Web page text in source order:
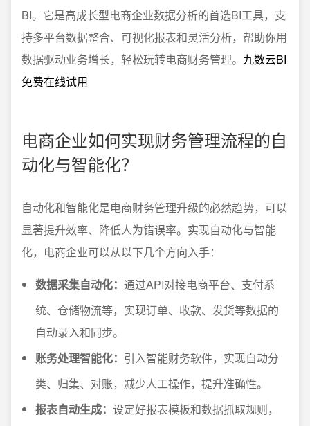
BI。它是高成长型电商企业数据分析的首选BI工具，支
持多平台数据整合、可视化报表和灵活分析，帮助你用
数据驱动业务增长，轻松玩转电商财务管理。 九数云BI
免费在线试用
电商企业如何实现财务管理流程的自
动化与智能化？
自动化和智能化是电商财务管理升级的必然趋势，可以
显著提升效率、降低人为错误率。实现自动化与智能
化，电商企业可以从以下几个方向入手：
数据采集自动化： 通过API对接电商平台、支付系
统、仓储物流等，实现订单、收款、发货等数据的
自动录入和同步。
账务处理智能化： 引入智能财务软件，实现自动分
类、归集、对账，减少人工操作，提升准确性。
报表自动生成： 设定好报表模板和数据抓取规则，